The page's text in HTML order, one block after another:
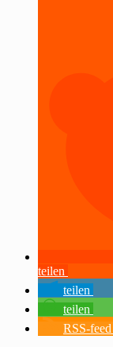
teilen
teilen
teilen
RSS-feed